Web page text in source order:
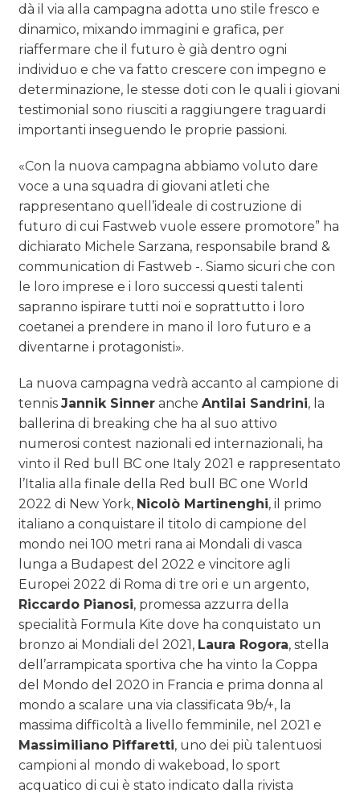
dà il via alla campagna adotta uno stile fresco e
dinamico, mixando immagini e grafica, per
riaffermare che il futuro è già dentro ogni
individuo e che va fatto crescere con impegno e
determinazione, le stesse doti con le quali i giovani
testimonial sono riusciti a raggiungere traguardi
importanti inseguendo le proprie passioni.
«Con la nuova campagna abbiamo voluto dare
voce a una squadra di giovani atleti che
rappresentano quell’ideale di costruzione di
futuro di cui Fastweb vuole essere promotore” ha
dichiarato Michele Sarzana, responsabile brand &
communication di Fastweb -. Siamo sicuri che con
le loro imprese e i loro successi questi talenti
sapranno ispirare tutti noi e soprattutto i loro
coetanei a prendere in mano il loro futuro e a
diventarne i protagonisti».
La nuova campagna vedrà accanto al campione di
tennisJannik Sinner ancheAntilai Sandrini, la
ballerina di breaking che ha al suo attivo
numerosi contest nazionali ed internazionali, ha
vinto il Red bull BC one Italy 2021 e rappresentato
l’Italia alla finale della Red bull BC one World
2022 di New York, Nicolò Martinenghi, il primo
italiano a conquistare il titolo di campione del
mondo nei 100 metri rana ai Mondali di vasca
lunga a Budapest del 2022 e vincitore agli
Europei 2022 di Roma di tre ori e un argento,
Riccardo Pianosi, promessa azzurra della
specialità Formula Kite dove ha conquistato un
bronzo ai Mondiali del 2021, Laura Rogora, stella
dell’arrampicata sportiva che ha vinto la Coppa
del Mondo del 2020 in Francia e prima donna al
mondo a scalare una via classificata 9b/+, la
massima difficoltà a livello femminile, nel 2021 e
Massimiliano Piffaretti, uno dei più talentuosi
campioni al mondo di wakeboad, lo sport
acquatico di cui è stato indicato dalla rivista